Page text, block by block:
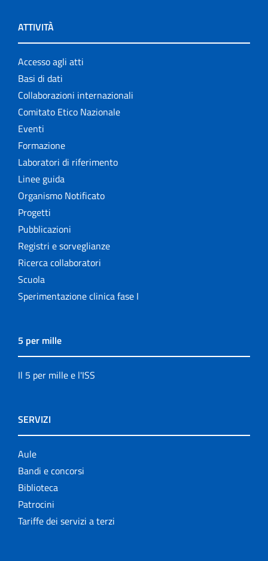
ATTIVITÀ
Accesso agli atti
Basi di dati
Collaborazioni internazionali
Comitato Etico Nazionale
Eventi
Formazione
Laboratori di riferimento
Linee guida
Organismo Notificato
Progetti
Pubblicazioni
Registri e sorveglianze
Ricerca collaboratori
Scuola
Sperimentazione clinica fase I
5 per mille
Il 5 per mille e l'ISS
SERVIZI
Aule
Bandi e concorsi
Biblioteca
Patrocini
Tariffe dei servizi a terzi